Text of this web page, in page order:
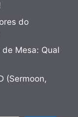
do
Mesa: Qual
(Sermoon,